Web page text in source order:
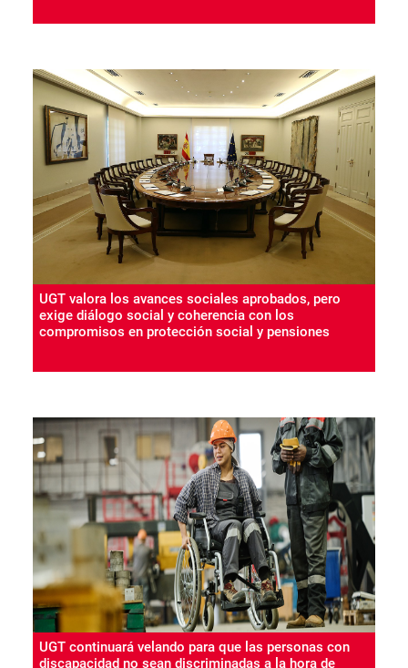
UGT valora los avances sociales aprobados, pero
exige diálogo social y coherencia con los
compromisos en protección social y pensiones
UGT continuará velando para que las personas con
discapacidad no sean discriminadas a la hora de